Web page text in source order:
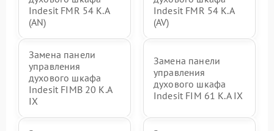
Indesit FMR 54 K.A
(AN)
Indesit FMR 54 K.A
(AV)
Замена панели
управления
духового шкафа
Indesit FIMB 20 K.A
IX
Замена панели
управления
духового шкафа
Indesit FIM 61 K.A IX